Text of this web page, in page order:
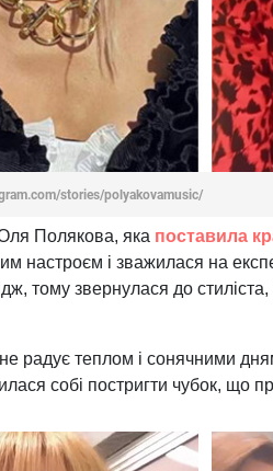
stories/polyakovamusic/
Оля Полякова, яка поставила
настроєм і зважилася на
тому звернулася до
радує теплом і сонячними
собі постригти чубок, що